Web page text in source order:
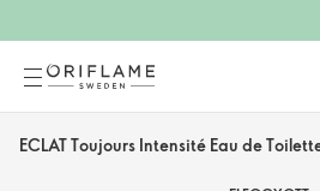
ECLAT Toujours Intensité Eau de